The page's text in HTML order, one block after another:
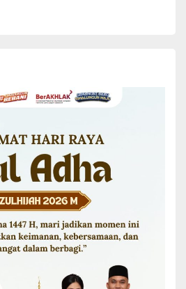
dua cabang utama, yaitu
Tilawah yang diperuntukkan
muda dalam melantunkan ayat
itu, cabang Tartil Qur’an yang menilai
keindahan irama bacaan, diikuti oleh
Al-Qur’an dengan penuh ketenangan
Arrahman Senio, menjadi saksi
ingatan para peserta dalam cabang
Kompetisi ini dibagi berdasarkan target
hafalan 1 Juz diikuti oleh 41
5 Juz diikuti oleh 25 peserta,